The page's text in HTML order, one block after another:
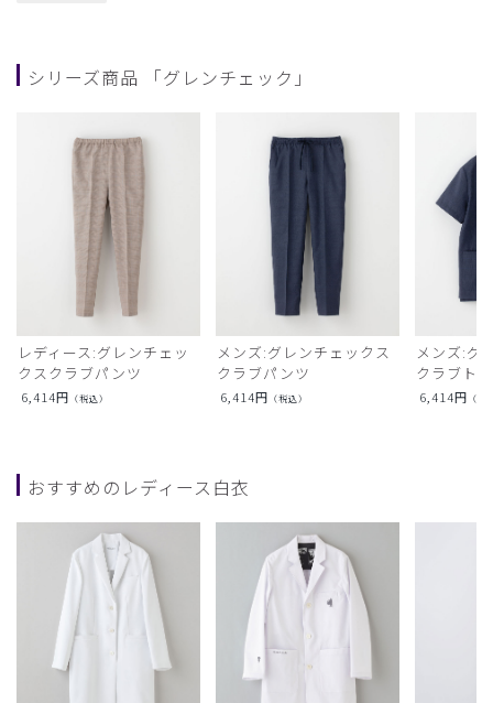
シリーズ商品 「グレンチェック」
レディース:グレンチェッ
クスクラブパンツ
6,414円 （税込）
メンズ:グレンチェックス
クラブパンツ
6,414円 （税込）
メンズ:グ
クラブト
6,414円 （税
おすすめのレディース白衣